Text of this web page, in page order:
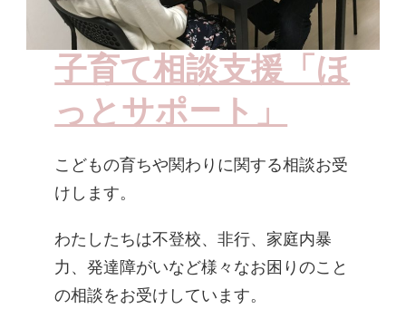
子育て相談支援「ほ
っとサポート」
こどもの育ちや関わりに関する相談お受
けします。
わたしたちは不登校、非行、家庭内暴
力、発達障がいなど様々なお困りのこと
の相談をお受けしています。